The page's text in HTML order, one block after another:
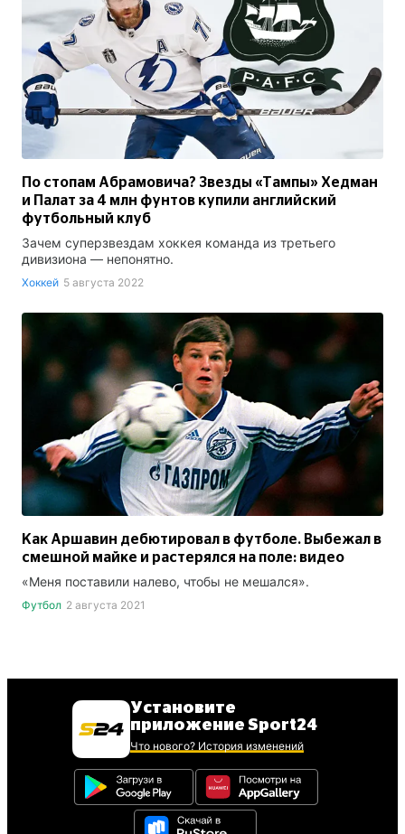
По стопам Абрамовича? Звезды «Тампы» Хедман
и Палат за 4 млн фунтов купили английский
футбольный клуб
Зачем суперзвездам хоккея команда из третьего
дивизиона — непонятно.
Хоккей 5 августа 2022
Как Аршавин дебютировал в футболе. Выбежал в
смешной майке и растерялся на поле: видео
«Меня поставили налево, чтобы не мешался».
Футбол 2 августа 2021
Установите
приложение Sport24
Что нового? История изменений